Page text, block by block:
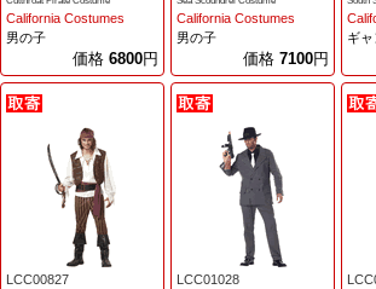
California Costumes
男の子
価格 6800円
California Costumes
男の子
価格 7100円
ギ
LCC00827 LCC01028